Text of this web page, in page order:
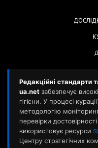
Редакційні стандарти
ua.net забезпечує
гігієни. У процесі
методологію
перевірки
використовує ресурси
Центру стратегічних